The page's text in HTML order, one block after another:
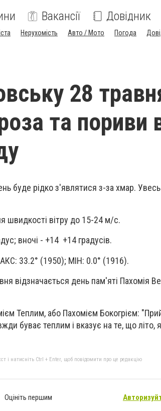
Вакансії Довідник
Нерухомість Авто / Мото Погода
28
та пориви
буде рідко з'являтися з-за хмар.
швидкості вітру до 15-24 м/с.
вночі - +14 +14 градусів.
33.2° (1950); МІН: 0.0° (1916).
відзначається день пам'яті Пахомія
Теплим, або Пахомієм Бокогрієм:
буває теплим і вказує на те, що літо,
і натисніть Ctrl + Enter, щоб повідомити про це редакцію
Оцініть першим